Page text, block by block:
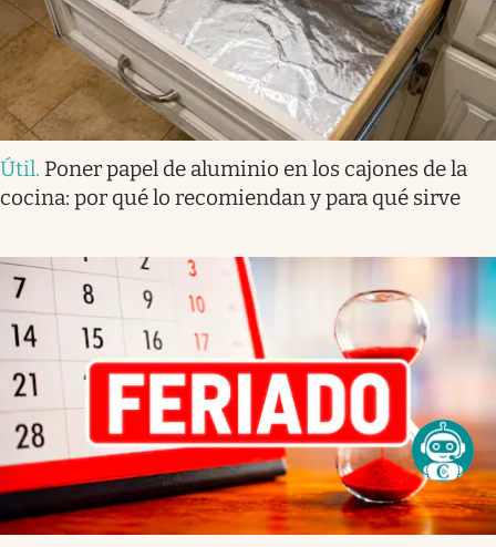
Útil. Poner papel de aluminio en los cajones de la
cocina: por qué lo recomiendan y para qué sirve